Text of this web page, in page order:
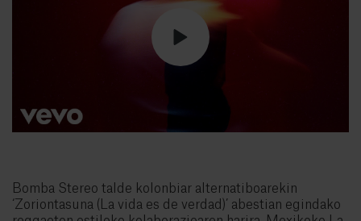
Bomba Stereo talde kolonbiar alternatiboarekin
‘Zoriontasuna (La vida es de verdad)’ abestian egindako